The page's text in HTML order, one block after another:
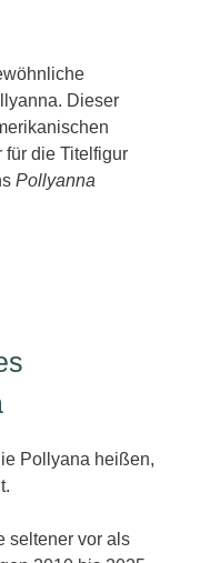
Dieser
für die Titelfigur
Pollyanna
Pollyana heißen,
seltener vor als